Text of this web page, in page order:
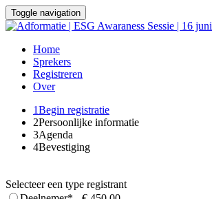
Toggle navigation
Home
Sprekers
Registreren
Over
1Begin registratie
2Persoonlijke informatie
3Agenda
4Bevestiging
Selecteer een type registrant